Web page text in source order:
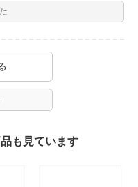
も見ています